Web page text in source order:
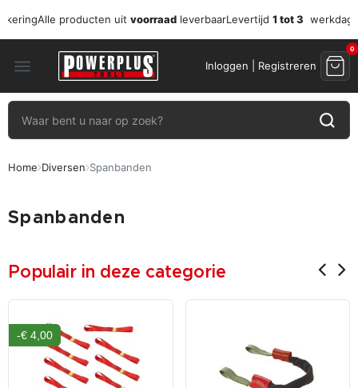
Alle producten uit voorraad leverbaarLevertijd 1 tot 3
menu Inloggen | Registreren
0
Home Diversen Spanbanden
Spanbanden
Populair in deze categorie
-€ 4,00